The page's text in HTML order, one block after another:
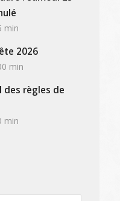
min
2026
min
des règles de
min